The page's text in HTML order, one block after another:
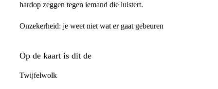
hardop zeggen tegen iemand die luistert.
Onzekerheid: je weet niet wat er gaat gebeuren
Op de kaart is dit de
Twijfelwolk